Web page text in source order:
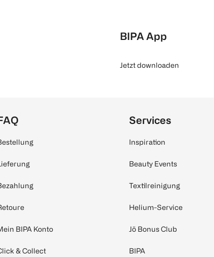
BIPA App
Jetzt downloaden
BIPA Konto
& Collect
Services
Inspiration
Beauty Events
Textilreinigung
Helium-Service
Jö Bonus Club
BIPA